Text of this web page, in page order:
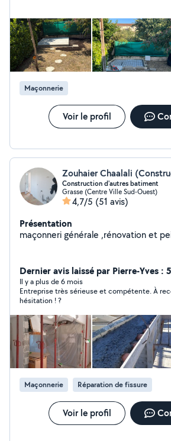
Maçonnerie
Voir le profil
Construction d'autres batiment
Grasse (Centre Ville Sud-Ouest)
4,7/5 (51 avis)
Présentation
maçonneri générale ,rénovation et
Dernier avis laissé par Pierre-Yves :
Il y a plus de 6 mois
Entreprise très sérieuse et compétente. À
hésitation ! ?
Maçonnerie Réparation de fissure
Voir le profil